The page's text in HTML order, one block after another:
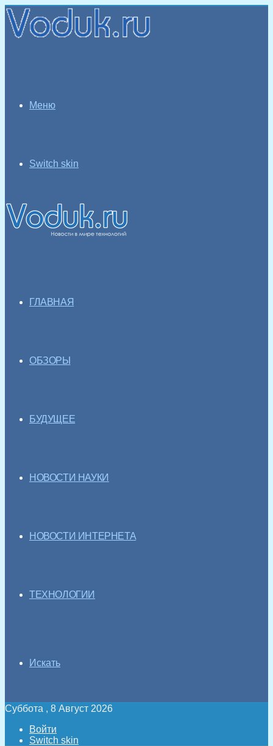
Меню
Switch skin
ГЛАВНАЯ
ОБЗОРЫ
БУДУЩЕЕ
НОВОСТИ НАУКИ
НОВОСТИ ИНТЕРНЕТА
ТЕХНОЛОГИИ
Искать
Суббота , 8 Август 2026
Войти
Switch skin